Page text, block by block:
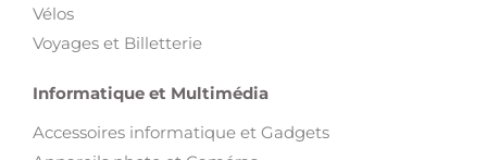
Vélos
Voyages et Billetterie
Informatique et Multimédia
Accessoires informatique et Gadgets